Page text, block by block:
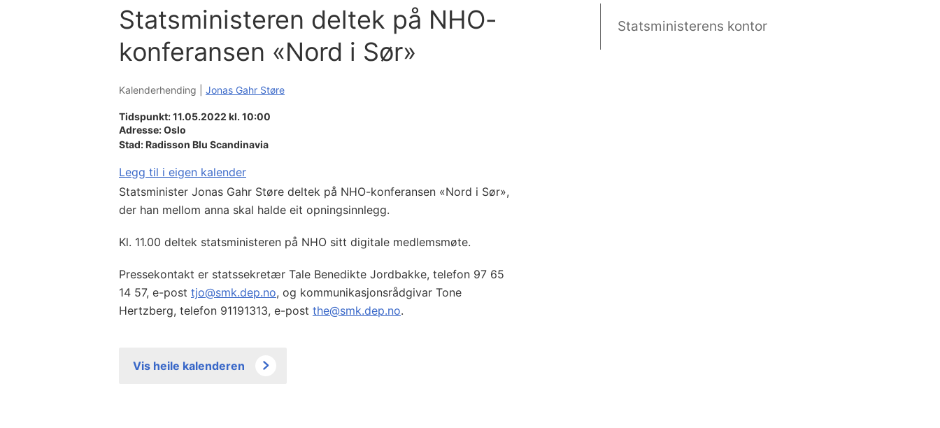
Statsministeren deltek på NHO-
konferansen «Nord i Sør»
Kalenderhending | Jonas Gahr Støre
Tidspunkt: 11.05.2022 kl. 10:00
Adresse:Oslo
Stad:Radisson Blu Scandinavia
Legg til i eigen kalender
Statsminister Jonas Gahr Støre deltek på NHO-konferansen «Nord i Sør»,
der han mellom anna skal halde eit opningsinnlegg.
Kl. 11.00 deltek statsministeren på NHO sitt digitale medlemsmøte.
Pressekontakt er statssekretær Tale Benedikte Jordbakke, telefon 97 65
14 57, e-post tjo@smk.dep.no, og kommunikasjonsrådgivar Tone
Hertzberg, telefon 91191313, e-post the@smk.dep.no.
Vis heile kalenderen
Statsministerens kontor